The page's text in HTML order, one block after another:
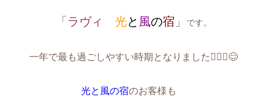
「ラヴィ 光と 風の宿 」 です。
一年で最も過ごしやすい時期となりました🏃🏻‍♂️😊
光と風の宿のお客様も